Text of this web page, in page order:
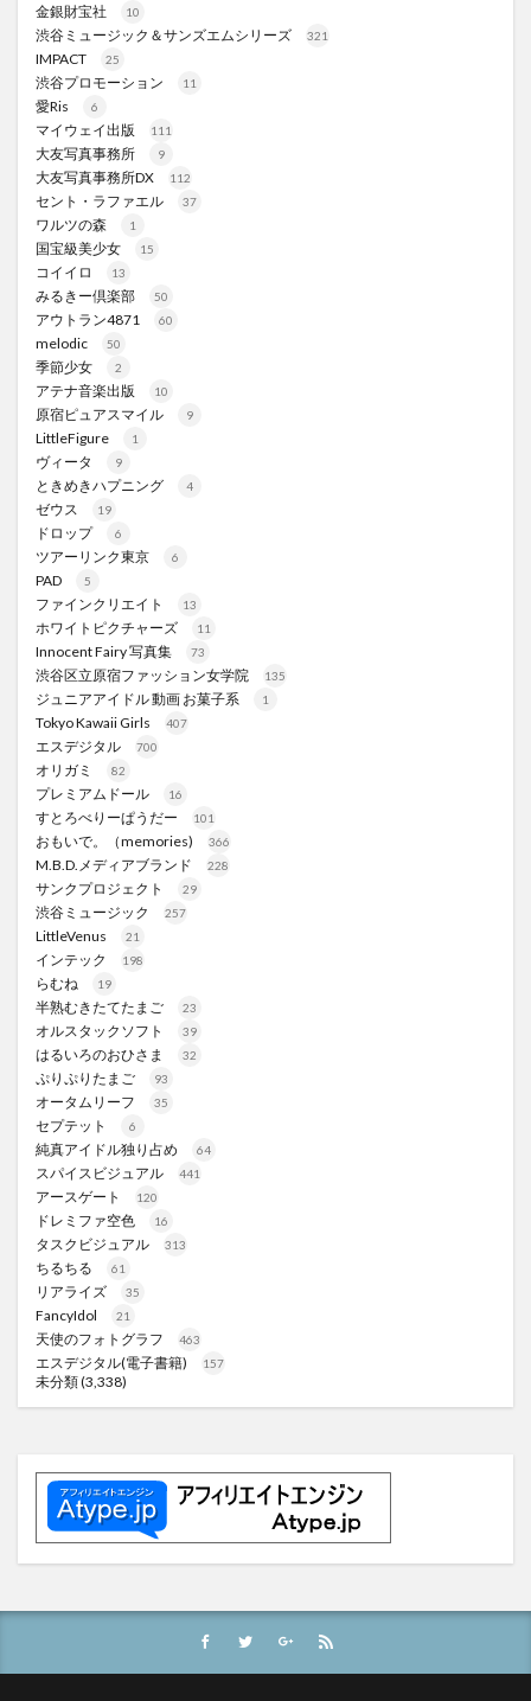
金銀財宝社 10
渋谷ミュージック＆サンズエムシリーズ 321
IMPACT 25
渋谷プロモーション 11
愛Ris 6
マイウェイ出版 111
大友写真事務所 9
大友写真事務所DX 112
セント・ラファエル 37
ワルツの森 1
国宝級美少女 15
コイイロ 13
みるきー倶楽部 50
アウトラン4871 60
melodic 50
季節少女 2
アテナ音楽出版 10
原宿ピュアスマイル 9
LittleFigure 1
ヴィータ 9
ときめきハプニング 4
ゼウス 19
ドロップ 6
ツアーリンク東京 6
PAD 5
ファインクリエイト 13
ホワイトピクチャーズ 11
Innocent Fairy 写真集 73
渋谷区立原宿ファッション女学院 135
ジュニアアイドル 動画 お菓子系 1
Tokyo Kawaii Girls 407
エスデジタル 700
オリガミ 82
プレミアムドール 16
すとろべりーぱうだー 101
おもいで。（memories) 366
M.B.D.メディアブランド 228
サンクプロジェクト 29
渋谷ミュージック 257
LittleVenus 21
インテック 198
らむね 19
半熟むきたてたまご 23
オルスタックソフト 39
はるいろのおひさま 32
ぷりぷりたまご 93
オータムリーフ 35
セプテット 6
純真アイドル独り占め 64
スパイスビジュアル 441
アースゲート 120
ドレミファ空色 16
タスクビジュアル 313
ちるちる 61
リアライズ 35
FancyIdol 21
天使のフォトグラフ 463
エスデジタル(電子書籍) 157
未分類(3,338)